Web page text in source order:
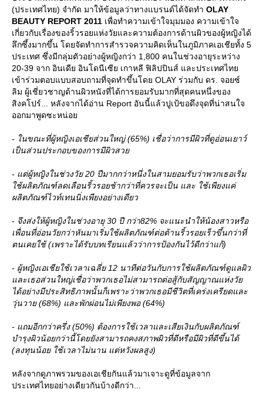
(ประเทศไทย) จำกัด มาให้ข้อมูลว่าทางแบรนด์ได้จัดทำ OLAY
BEAUTY REPORT 2011 เพื่อทำความเข้าใจมุมมอง ความเข้าใจ
เกี่ยวกับเรื่องของริ้วรอยแห่งวัยและความต้องการด้านผิวของผู้หญิงได้
ลึกซึ้งมากขึ้น โดยจัดทำการสำรวจความคิดเห็นในภูมิภาคเอเชียทั้ง 5
ประเทศ ซึ่งมีกลุ่มตัวอย่างผู้หญิงกว่า 1,800 คนในช่วงอายุระหว่าง
20-39 จาก อินเดีย อินโดนีเซีย เกาหลี ฟิลิปปินส์ และประเทศไท
เข้าร่วมตอบแบบสอบถามที่จุดทำขึ้นโดย OLAY ร่วมกับ ดร. จอยซ์
ลิม ผู้เชี่ยวชาญด้านผิวหนังที่ได้การยอมรับมากที่สุดคนหนึ่งของ
สิงคโปร์... หลังจากได้อ่าน Report อันนี้แล้วปูเป้ขอดึงจุดที่น่าสนใจ
ออกมาพูดซะหน่อ
- ในขณะที่ผู้หญิงเอเชียส่วนใหญ่ (65%) เชื่อว่าการมีผิวที่ดูอ่อนเยาว์
เป็นส่วนประกอบของการมีผิวสว
- แต่ผู้หญิงในช่วงวัย 20 ปีมากกว่าหนึ่งในสามยอมรับว่าพวกเธอเริ่ม
ช้ผลิตภัณฑ์ลดเลือนริ้วรอยช้ากว่าที่ควรจะเป็น และ ใช้เพียงแค่
ผลิตภัณฑ์ไวท์เทนนิ่งเพียงอย่างเดียว
- จึงส่งให้ผู้หญิงในช่วงอายุ 30 ปี กว่า82% จะแนะนำให้น้องสาวหรือ
เพื่อนที่อ่อนวัยกว่าหันมาเริ่มใช้ผลิตภัณฑ์ต่อต้านริ้วรอยเร็วขึ้นกว่าที่
ตนเคยใช้ (เพราะได้รับบทเรียนแล้วว่าการป้องกันไว้ดีกว่าแก้)
- ผู้หญิงเอเชียใช้เวลาเฉลี่ย 12 นาทีต่อวันกับการใช้ผลิตภัณฑ์ดูแลผิว
ละเธอส่วนใหญ่เชื่อว่าพวกเธอไม่สามารถต่อสู้กับสัญญาณแห่งวั
ได้อย่างมีประสิทธิภาพนั้นก็เพราะว่าพวกเธอมีชีวิตที่เคร่งเครียดและ
วุ่นวาย (68%) และพักผ่อนไม่เพียงพอ (64%)
- แถมอีกกว่าครึ่ง (50%) ต้องการใช้เวลาและเสียเงินกับผลิตภัณฑ์
บำรุงผิวน้อยกว่านี้โดยยังสามารถคงสภาพผิวที่ดีหรือมีผิวที่ดีขึ้นได้
(ลงทุนน้อย ใช้เวลาไม่นาน แต่หวังผลสูง)
หลังจากดูภาพรวมของเอเชียกันแล้วมาเจาะดูที่ข้อมูลจาก
ประเทศไทยอย่างเดียวกันบ้างดีกว่า...